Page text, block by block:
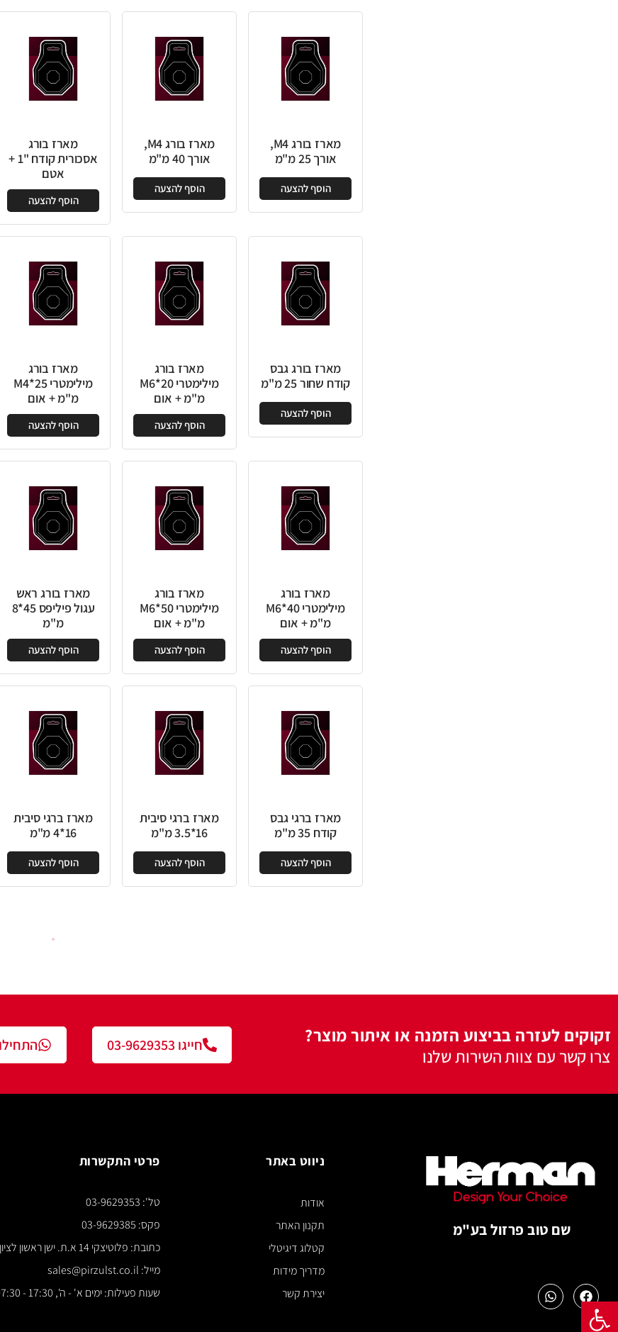
פתח סרגל נגישות
מארז בורג M4,
אורך 25 מ"מ
הוסף להצעה
מארז בורג M4,
אורך 40 מ"מ
הוסף להצעה
מארז בורג
אסכורית קודח "1 +
אטם
הוסף להצעה
מארז בורג גבס
קודח שחור 25 מ"מ
הוסף להצעה
מארז בורג
מילימטרי 20*M6
מ"מ + אום
הוסף להצעה
מארז בורג
מילימטרי 25*M4
מ"מ + אום
הוסף להצעה
מארז בורג
מילימטרי 40*M6
מ"מ + אום
הוסף להצעה
מארז בורג
מילימטרי 50*M6
מ"מ + אום
הוסף להצעה
מארז בורג ראש
עגול פיליפס 45*8
מ"מ
הוסף להצעה
מארז ברגי גבס
קודח 35 מ"מ
הוסף להצעה
מארז ברגי סיבית
16*3.5 מ"מ
הוסף להצעה
מארז ברגי סיבית
16*4 מ"מ
הוסף להצעה
מארז ברגי סיבית
20*5 מ"מ
מארז ברגי סיבית
25*4 מ"מ
מארז ברגי סיבית
מארז ברגי סיבית
30*6 מ"מ
מארז ברגי סיבית
הוסף להצעה
מארז ברגי סיבית
הוסף להצעה